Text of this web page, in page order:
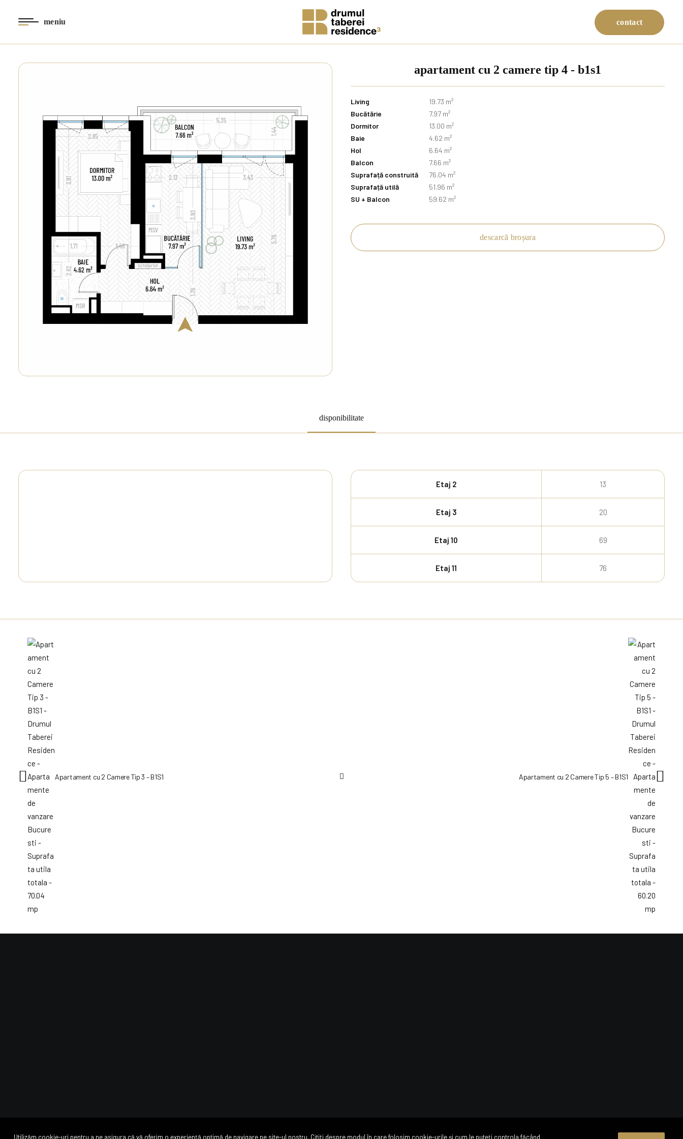
contact
apartament cu 2 camere tip 4 - b1s1
Living
19.73 m²
Bucătărie
7.97 m²
Dormitor
13.00 m²
Baie
4.62 m²
Hol
6.64 m²
Balcon
7.66 m²
Suprafață construită
76.04 m²
Suprafață utilă
51.96 m²
SU + Balcon
59.62 m²
descarcă broșura
disponibilitate
Etaj 2 13
Etaj 3 20
Etaj 10 69
Etaj 11 76
Apartament cu 2 Camere Tip 3 – B1S1 Apartament cu 2 Camere Tip 5 – B1S1
Utilizăm cookie-uri pentru a ne asigura că vă oferim o experiență optimă de navigare pe site-ul nostru. Citiți despre modul în care folosim cookie-urile și cum le puteți controla făcând